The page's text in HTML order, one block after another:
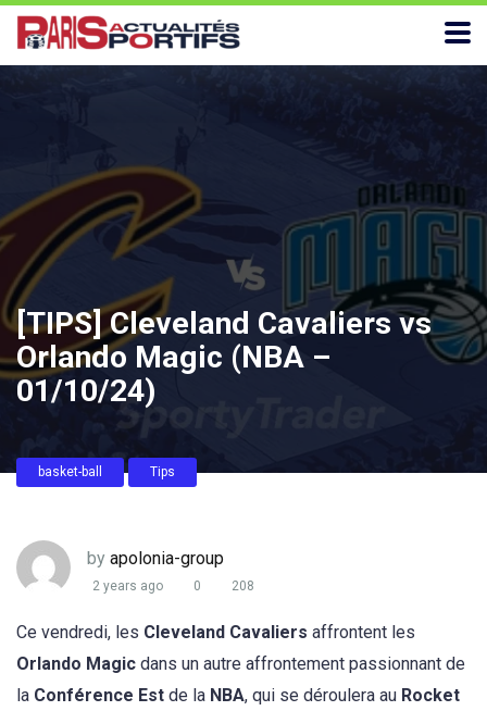
[TIPS] Cleveland Cavaliers vs
Orlando Magic (NBA –
01/10/24)
basket-ball Tips
by apolonia-group
2 years ago 0 208
Ce vendredi, les Cleveland Cavaliers affrontent les
Orlando Magic dans un autre affrontement passionnant de
la Conférence Est de la NBA, qui se déroulera au Rocket